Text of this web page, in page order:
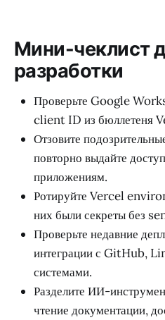
Мини-чеклист
разработки
Проверьте Google
client ID из бюллетеня
Отзовите
повторно выдайте
приложениям.
Ротируйте Vercel
них были секреты без
Проверьте недавние
интеграции с GitHub,
системами.
Разделите ИИ-
чтение документации,